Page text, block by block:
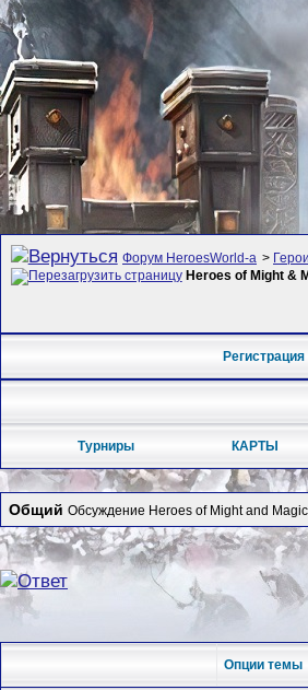
Форум HeroesWorld-а >
Heroes of Might &
Регистрация
Турниры КАРТЫ
Общий Обсуждение Heroes of Might and
Опции темы